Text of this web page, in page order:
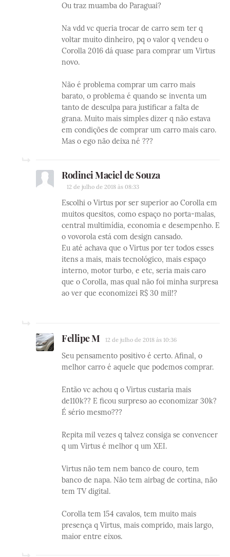
Ou traz muamba do Paraguai?
Na vdd vc queria trocar de carro sem ter q
voltar muito dinheiro, pq o valor q vendeu o
Corolla 2016 dá quase para comprar um Virtus
novo.
Não é problema comprar um carro mais
barato, o problema é quando se inventa um
tanto de desculpa para justificar a falta de
grana. Muito mais simples dizer q não estava
em condições de comprar um carro mais caro.
Mas o ego não deixa né ???
Rodinei Maciel de Souza
12 de julho de 2018 às 08:33
Escolhi o Virtus por ser superior ao Corolla em
muitos quesitos, como espaço no porta-malas,
central multimídia, economia e desempenho. E
o vovorola está com design cansado.
Eu até achava que o Virtus por ter todos esses
itens a mais, mais tecnológico, mais espaço
interno, motor turbo, e etc, seria mais caro
que o Corolla, mas qual não foi minha surpresa
ao ver que economizei R$ 30 mil!?
Fellipe M 12 de julho de 2018 às 10:36
Seu pensamento positivo é certo. Afinal, o
melhor carro é aquele que podemos comprar.
Então vc achou q o Virtus custaria mais
de110k?? E ficou surpreso ao economizar 30k?
É sério mesmo???
Repita mil vezes q talvez consiga se convencer
q um Virtus é melhor q um XEI.
Virtus não tem nem banco de couro, tem
banco de napa. Não tem airbag de cortina, não
tem TV digital.
Corolla tem 154 cavalos, tem muito mais
presença q Virtus, mais comprido, mais largo,
maior entre eixos.